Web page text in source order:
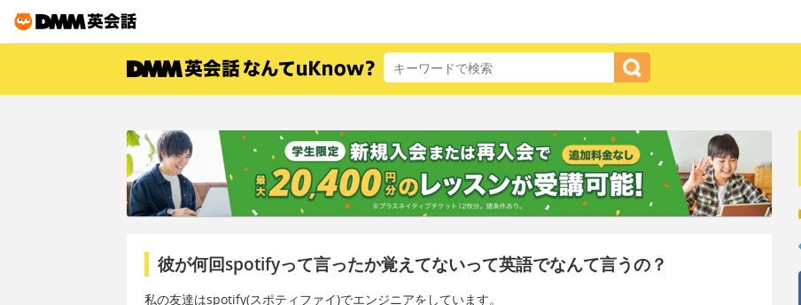
彼が何回spotifyって言ったか覚えてないって英語でなんて言うの？
私の友達はspotify(スポティファイ)でエンジニアをしています。